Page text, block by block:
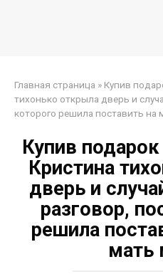
Главная страница » Купив
тихонько открыла дверь и
которого решила поставить на
Купив
Кристина
дверь и
разговор,
решила
мать